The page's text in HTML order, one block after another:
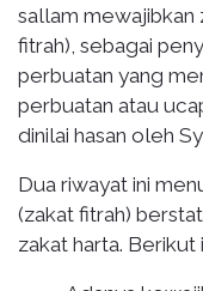
sallam mewajibkan
fitrah), sebagai
perbuatan yang
perbuatan atau
dinilai hasan oleh
Dua riwayat ini
(zakat fitrah)
zakat harta. Berikut